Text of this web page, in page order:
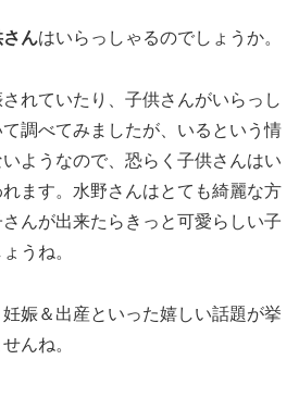
んはいらっしゃるのでしょうか。
れていたり、子供さんがいらっし
調べてみましたが、いるという情
ようなので、恐らく子供さんはい
ます。水野さんはとても綺麗な方
んが出来たらきっと可愛らしい子
うね。
娠＆出産といった嬉しい話題が挙
んね。